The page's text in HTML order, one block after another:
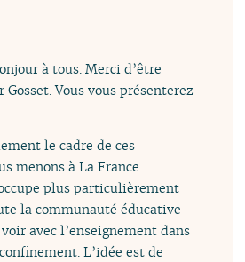
à tous. Merci d’être
Vous vous présenterez
le cadre de ces
menons à La France
plus particulièrement
la communauté éducative
avec l’enseignement dans
L’idée est de